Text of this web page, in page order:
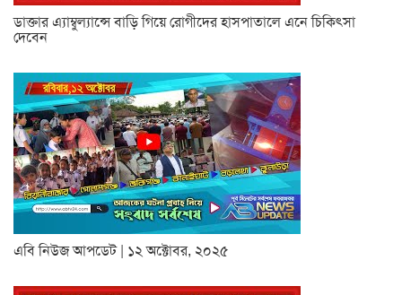
ডাক্তার এ্যাম্বুল্যান্সে বাড়ি গিয়ে রোগীদের হাসপাতালে এনে চিকিৎসা
দেবেন
এবি নিউজ আপডেট | ১২ অক্টোবর, ২০২৫